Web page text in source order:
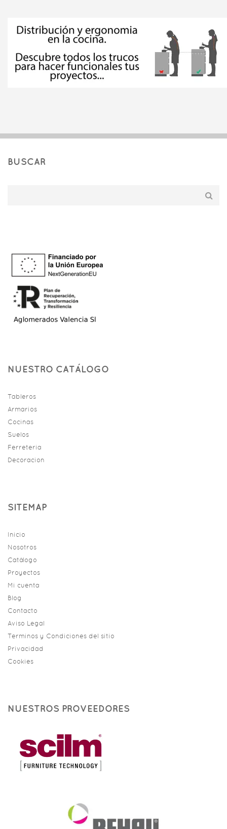
BUSCAR
NUESTRO CATÁLOGO
Tableros
Armarios
Cocinas
Suelos
Ferreteria
Decoracion
SITEMAP
Inicio
Nosotros
Catálogo
Proyectos
Mi cuenta
Blog
Contacto
Aviso Legal
Terminos y Condiciones del sitio
Privacidad
Cookies
NUESTROS PROVEEDORES